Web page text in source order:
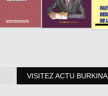
VISITEZ ACTU BURKINA